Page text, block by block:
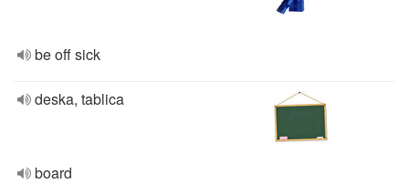
be off sick
deska, tablica
board